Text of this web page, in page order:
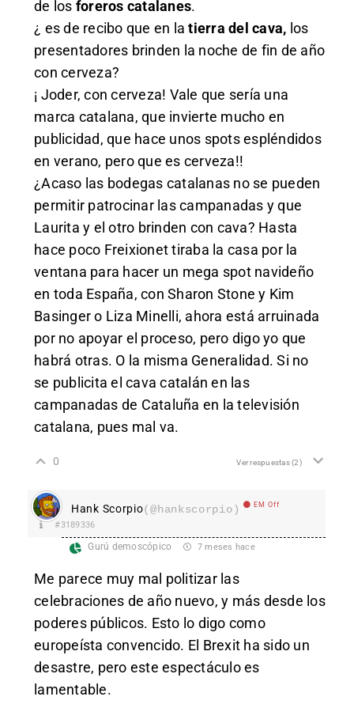
de los foreros catalanes.
¿ es de recibo que en latierra del cava, los
presentadores brinden la noche de fin de año
con cerveza?
¡ Joder, con cerveza! Vale que sería una
marca catalana, que invierte mucho en
publicidad, que hace unos spots espléndidos
en verano, pero que es cerveza!!
¿Acaso las bodegas catalanas no se pueden
permitir patrocinar las campanadas y que
Laurita y el otro brinden con cava? Hasta
hace poco Freixionet tiraba la casa por la
ventana para hacer un mega spot navideño
en toda España, con Sharon Stone y Kim
Basinger o Liza Minelli, ahora está arruinada
por no apoyar el proceso, pero digo yo que
habrá otras. O la misma Generalidad. Si no
se publicita el cava catalán en las
campanadas de Cataluña en la televisión
catalana, pues mal va.
0 Ver respuestas(2)
Hank Scorpio(@hankscorpio) EM Off
#3189336
Gurú demoscópico 7 meses hace
Me parece muy mal politizar las
celebraciones de año nuevo, y más desde los
poderes públicos. Esto lo digo como
europeísta convencido. El Brexit ha sido un
desastre, pero este espectáculo es
lamentable.